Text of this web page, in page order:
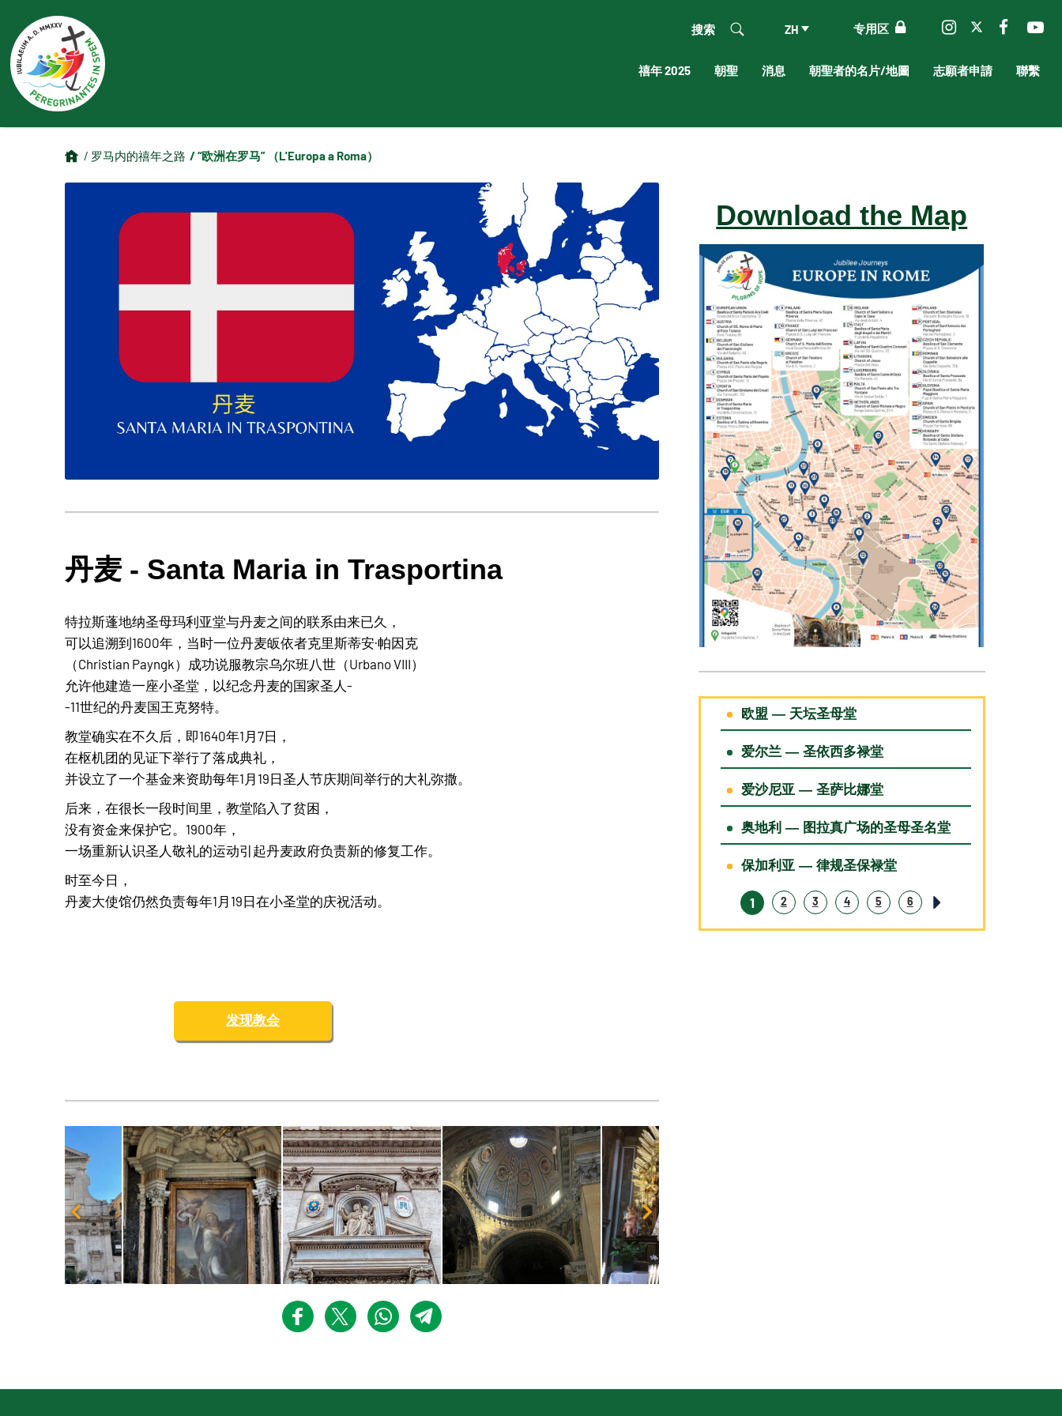
专用区
ZH
搜索
禧年 2025 朝聖 消息 朝聖者的名片/地圖 志願者申請 聯繫
/ 罗马内的禧年之路 / “欧洲在罗马” （L'Europa a Roma）
丹麦 - Santa Maria in Trasportina
特拉斯蓬地纳圣母玛利亚堂与丹麦之间的联系由来已久，
可以追溯到1600年，当时一位丹麦皈依者克里斯蒂安·帕因克
（Christian Payngk）成功说服教宗乌尔班八世（Urbano VIII）
允许他建造一座小圣堂，以纪念丹麦的国家圣人-
-11世纪的丹麦国王克努特。
教堂确实在不久后，即1640年1月7日，
在枢机团的见证下举行了落成典礼，
并设立了一个基金来资助每年1月19日圣人节庆期间举行的大礼弥撒。
后来，在很长一段时间里，教堂陷入了贫困，
没有资金来保护它。1900年，
一场重新认识圣人敬礼的运动引起丹麦政府负责新的修复工作。
时至今日，
丹麦大使馆仍然负责每年1月19日在小圣堂的庆祝活动。
发现教会
Download the Map
欧盟 — 天坛圣母堂
爱尔兰 — 圣依西多禄堂
爱沙尼亚 — 圣萨比娜堂
奥地利 — 图拉真广场的圣母圣名堂
保加利亚 — 律规圣保禄堂
1 2 3 4 5 6